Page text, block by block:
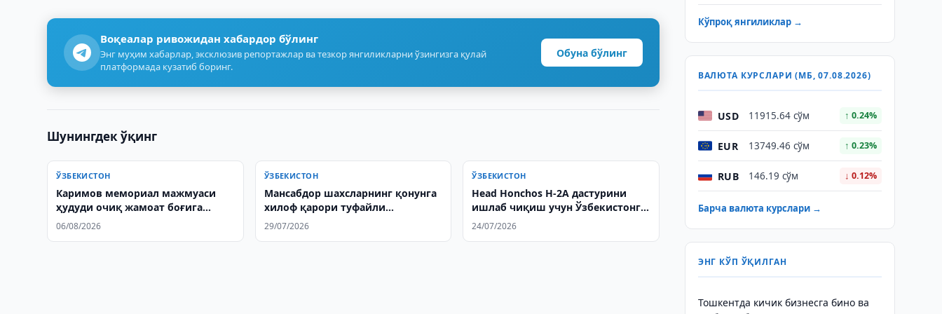
Воқеалар ривожидан хабардор бўлинг
Энг муҳим хабарлар, эксклюзив репортажлар ва тезкор янгиликларни ўзингизга қулай
платформада кузатиб боринг.
Обуна бўлинг
Шунингдек ўқинг
ЎЗБЕКИСТОН
Каримов мемориал мажмуаси
ҳудуди очиқ жамоат боғига
айлантирилади
06/08/2026
ЎЗБЕКИСТОН
Мансабдор шахсларнинг қонунга
хилоф қарори туфайли
етказилган зарарни қоплаш
29/07/2026
ЎЗБЕКИСТОН
Head Honchos H-2А дастурини
ишлаб чиқиш учун Ўзбекистонга
ташриф буюради
24/07/2026
Кўпроқ янгиликлар →
ВАЛЮТА КУРСЛАРИ (МБ, 07.08.2026)
USD 11915.64 сўм ↑ 0.24%
EUR 13749.46 сўм ↑ 0.23%
RUB 146.19 сўм ↓ 0.12%
Барча валюта курслари →
ЭНГ КЎП ЎҚИЛГАН
Тошкентда кичик бизнесга бино ва